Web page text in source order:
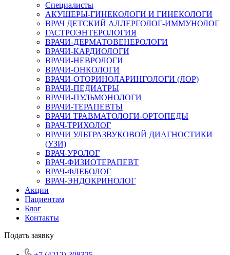
Специалисты
АКУШЕРЫ-ГИНЕКОЛОГИ И ГИНЕКОЛОГИ
ВРАЧ ДЕТСКИЙ АЛЛЕРГОЛОГ-ИММУНОЛОГ
ГАСТРОЭНТЕРОЛОГИЯ
ВРАЧИ-ДЕРМАТОВЕНЕРОЛОГИ
ВРАЧИ-КАРДИОЛОГИ
ВРАЧИ-НЕВРОЛОГИ
ВРАЧИ-ОНКОЛОГИ
ВРАЧИ-ОТОРИНОЛАРИНГОЛОГИ (ЛОР)
ВРАЧИ-ПЕДИАТРЫ
ВРАЧИ-ПУЛЬМОНОЛОГИ
ВРАЧИ-ТЕРАПЕВТЫ
ВРАЧИ ТРАВМАТОЛОГИ-ОРТОПЕДЫ
ВРАЧ-ТРИХОЛОГ
ВРАЧИ УЛЬТРАЗВУКОВОЙ ДИАГНОСТИКИ
(УЗИ)
ВРАЧ-УРОЛОГ
ВРАЧ-ФИЗИОТЕРАПЕВТ
ВРАЧ-ФЛЕБОЛОГ
ВРАЧ-ЭНДОКРИНОЛОГ
Акции
Пациентам
Блог
Контакты
Подать заявку